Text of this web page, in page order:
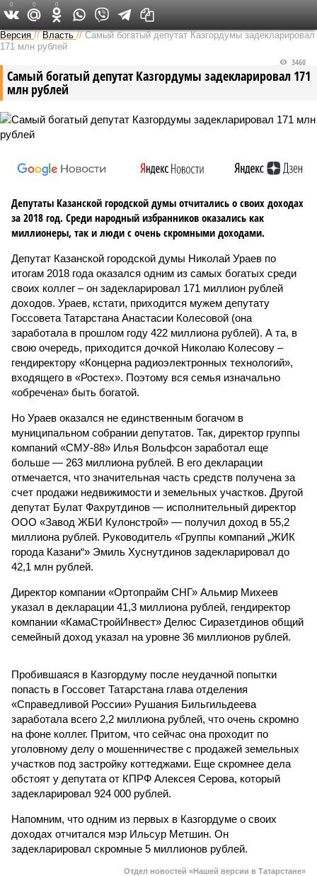
Версия в Татарстане
Версия //Власть //Самый богатый депутат Казгордумы задекларировал
171 млн рублей
Самый богатый депутат Казгордумы задекларировал 171
млн рублей
3460
Депутаты Казанской городской думы отчитались о своих доходах
за 2018 год. Среди народный избранников оказались как
миллионеры, так и люди с очень скромными доходами.
Депутат Казанской городской думы Николай Ураев по
итогам 2018 года оказался одним из самых богатых среди
своих коллег – он задекларировал 171 миллион рублей
доходов. Ураев, кстати, приходится мужем депутату
Госсовета Татарстана Анастасии Колесовой (она
заработала в прошлом году 422 миллиона рублей). А та, в
свою очередь, приходится дочкой Николаю Колесову –
гендиректору «Концерна радиоэлектронных технологий»,
входящего в «Ростех». Поэтому вся семья изначально
«обречена» быть богатой.
Но Ураев оказался не единственным богачом в
муниципальном собрании депутатов. Так, директор группы
компаний «СМУ-88» Илья Вольфсон заработал еще
больше — 263 миллиона рублей. В его декларации
отмечается, что значительная часть средств получена за
счет продажи недвижимости и земельных участков. Другой
депутат Булат Фахрутдинов — исполнительный директор
ООО «Завод ЖБИ Кулонстрой» — получил доход в 55,2
миллиона рублей. Руководитель «Группы компаний „ЖИК
города Казани“» Эмиль Хуснутдинов задекларировал до
42,1 млн рублей.
Директор компании «Ортопрайм СНГ» Альмир Михеев
указал в декларации 41,3 миллиона рублей, гендиректор
компании «КамаСтройИнвест» Делюс Сиразетдинов общий
семейный доход указал на уровне 36 миллионов рублей.
Пробившаяся в Казгордуму после неудачной попытки
попасть в Госсовет Татарстана глава отделения
«Справедливой России» Рушания Бильгильдеева
заработала всего 2,2 миллиона рублей, что очень скромно
на фоне коллег. Притом, что сейчас она проходит по
уголовному делу о мошенничестве с продажей земельных
участков под застройку коттеджами. Еще скромнее дела
обстоят у депутата от КПРФ Алексея Серова, который
задекларировал 924 000 рублей.
Напомним, что одним из первых в Казгордуме о своих
доходах отчитался мэр Ильсур Метшин. Он
задекларировал скромные 5 миллионов рублей.
0 0 0
Отдел новостей «Нашей версии в Татарстане»